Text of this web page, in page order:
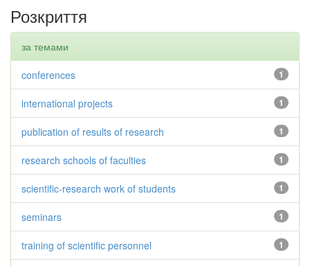
Розкриття
за темами
1
conferences
1
international projects
1
publication of results of research
1
research schools of faculties
1
scientific-research work of students
1
seminars
1
training of scientific personnel